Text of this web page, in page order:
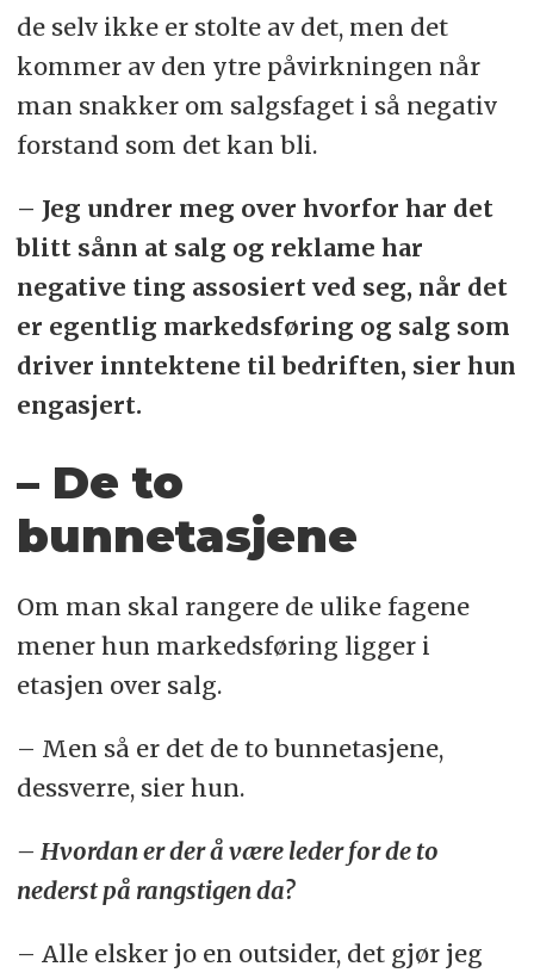
de selv ikke er stolte av det, men det
kommer av den ytre påvirkningen når
man snakker om salgsfaget i så negativ
forstand som det kan bli.
– Jeg undrer meg over hvorfor har det
blitt sånn at salg og reklame har
negative ting assosiert ved seg, når det
er egentlig markedsføring og salg som
driver inntektene til bedriften, sier hun
engasjert.
– De to
bunnetasjene
Om man skal rangere de ulike fagene
mener hun markedsføring ligger i
etasjen over salg.
– Men så er det de to bunnetasjene,
dessverre, sier hun.
– Hvordan er der å være leder for de to
nederst på rangstigen da?
– Alle elsker jo en outsider, det gjør jeg